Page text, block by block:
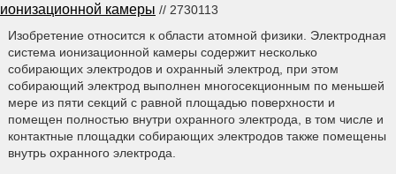
ионизационной камеры // 2730113
Изобретение относится к области атомной физики. Электродная
система ионизационной камеры содержит несколько
собирающих электродов и охранный электрод, при этом
собирающий электрод выполнен многосекционным по меньшей
мере из пяти секций с равной площадью поверхности и
помещен полностью внутри охранного электрода, в том числе и
контактные площадки собирающих электродов также помещены
внутрь охранного электрода.